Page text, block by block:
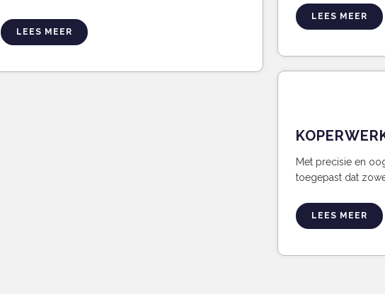
LEES MEER
LEES MEER
Met precisie en
toegepast dat
LEES MEER